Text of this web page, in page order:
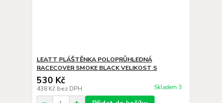
LEATT PLÁŠTĚNKA POLOPRŮHLEDNÁ
RACECOVER SMOKE BLACK VELIKOST S
530 Kč
438 Kč bez DPH Skladem 3